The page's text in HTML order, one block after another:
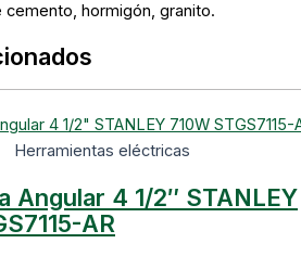
hormigón, granito.
Herramientas eléctricas
Angular 4 1/2″ STANLEY
AR